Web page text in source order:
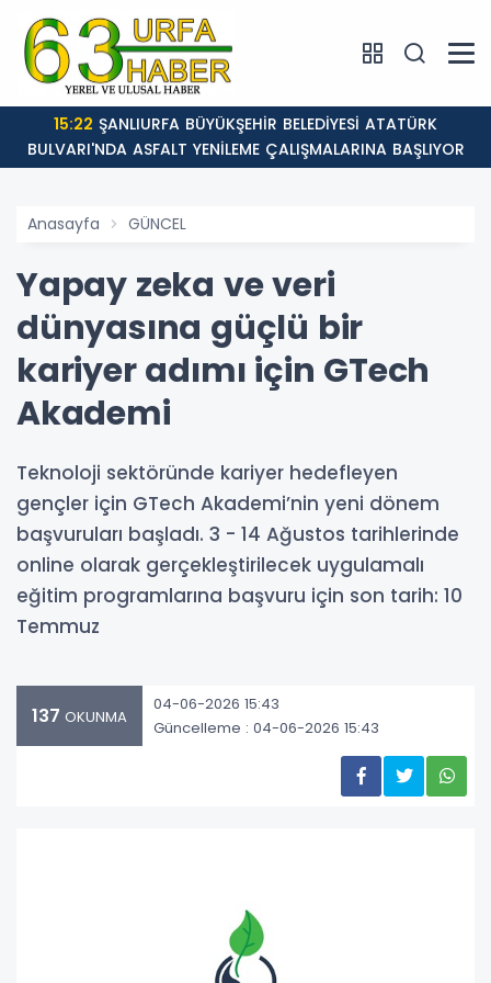
ASFALT YENİLEME ÇALIŞMALARINA BAŞLIYOR
Anasayfa GÜNCEL
Yapay zeka ve veri
dünyasına güçlü bir
kariyer adımı için GTech
Akademi
Teknoloji sektöründe kariyer hedefleyen
gençler için GTech Akademi’nin yeni dönem
başvuruları başladı. 3 - 14 Ağustos tarihlerinde
online olarak gerçekleştirilecek uygulamalı
eğitim programlarına başvuru için son tarih: 10
Temmuz
137 OKUNMA
04-06-2026 15:43
Güncelleme : 04-06-2026 15:43